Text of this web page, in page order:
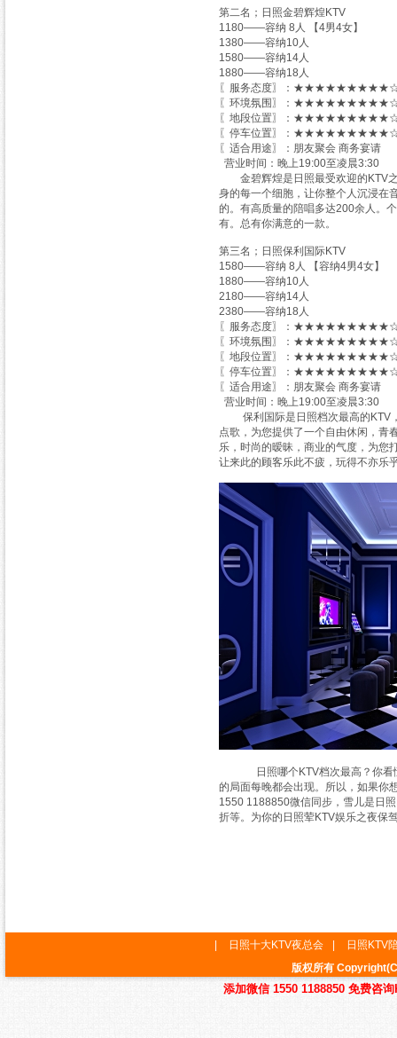
第二名；日照金碧辉煌KTV
1180——容纳 8人 【4男4女】
1380——容纳10人
1580——容纳14人
1880——容纳18人
〖服务态度〗：
〖环境氛围〗：
〖地段位置〗：
〖停车位置〗：
〖适合用途〗：朋友聚会 商务宴请
营业时间：晚上19:00至凌晨3:30
金碧辉煌是日照最受欢迎的KTV之
身的每一个细胞，让你整个人沉浸在
的。有高质量的陪唱多达200余人。
有。总有你满意的一款。
第三名；日照保利国际KTV
1580——容纳 8人 【容纳4男4女】
1880——容纳10人
2180——容纳14人
2380——容纳18人
〖服务态度〗：
〖环境氛围〗：
〖地段位置〗：
〖停车位置〗：
〖适合用途〗：朋友聚会 商务宴请
营业时间：晚上19:00至凌晨3:30
保利国际是日照档次最高的KTV，
点歌，为您提供了一个自由休闲，青
乐，时尚的暧昧，商业的气度，为您
让来此的顾客乐此不疲，玩得不亦乐
日照哪个KTV档次最高？你看懂
的局面每晚都会出现。所以，如果你
1550 1188850微信同步，雪儿是日
折等。为你的日照荤KTV娱乐之夜保
版权所有
添加微信 1550 1188850 免费咨
日照十大KTV夜总会 日照KTV